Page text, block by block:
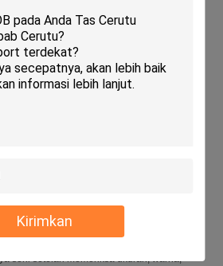
Kirimkan
jika memungkinkan);
Anda butuhkan;
karya seni;
karya seni setelah pengaturan untuk
seni setelah memeriksa ukuran, warna,